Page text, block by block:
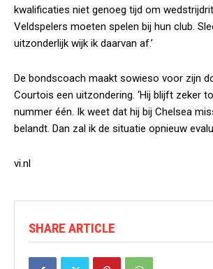
kwalificaties niet genoeg tijd om
Veldspelers moeten spelen bij hun club.
uitzonderlijk wijk ik daarvan af.’
De bondscoach maakt sowieso voor zijn
Courtois een uitzondering. ‘Hij blijft zeker
nummer één. Ik weet dat hij bij Chelsea
belandt. Dan zal ik de situatie opnieuw
vi.nl
SHARE ARTICLE